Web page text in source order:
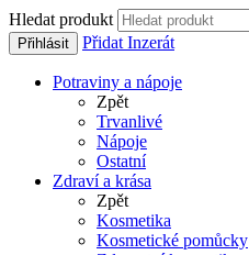
Hledat produkt
Přihlásit Přidat Inzerát
Potraviny a nápoje
Zpět
Trvanlivé
Nápoje
Ostatní
Zdraví a krása
Zpět
Kosmetika
Kosmetické pomůcky